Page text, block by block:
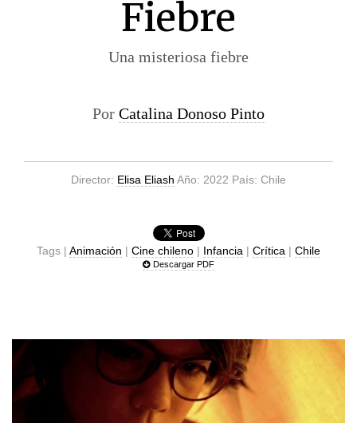
Fiebre
Una misteriosa fiebre
Por Catalina Donoso Pinto
Director: Elisa Eliash Año: 2022 País: Chile
Tags | Animación | Cine chileno | Infancia | Crítica | Chile
Descargar PDF